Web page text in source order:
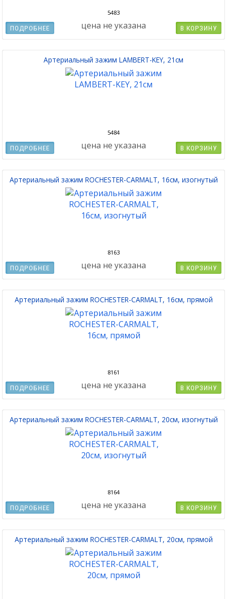
5483
цена не указана В КОРЗИНУ
ПОДРОБНЕЕ
Артериальный зажим LAMBERT-KEY, 21см
5484
цена не указана В КОРЗИНУ
ПОДРОБНЕЕ
Артериальный зажим ROCHESTER-CARMALT, 16см, изогнутый
8163
цена не указана В КОРЗИНУ
ПОДРОБНЕЕ
Артериальный зажим ROCHESTER-CARMALT, 16см, прямой
8161
цена не указана В КОРЗИНУ
ПОДРОБНЕЕ
Артериальный зажим ROCHESTER-CARMALT, 20см, изогнутый
8164
цена не указана В КОРЗИНУ
ПОДРОБНЕЕ
Артериальный зажим ROCHESTER-CARMALT, 20см, прямой